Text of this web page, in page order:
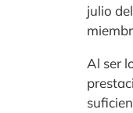
julio
Al ser